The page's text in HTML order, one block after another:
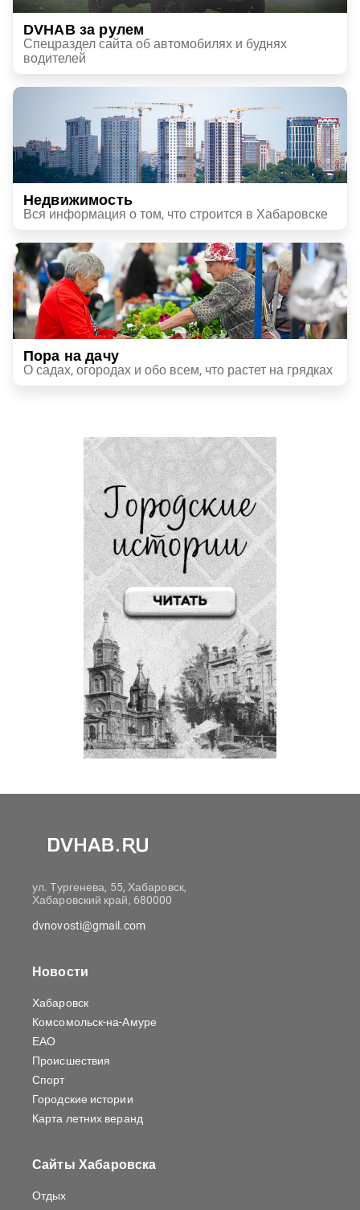
DVHAB за рулем
Спецраздел сайта об автомобилях и буднях
водителей
Недвижимость
Вся информация о том, что строится в Хабаровске
Пора на дачу
О садах, огородах и обо всем, что растет на грядках
ул. Тургенева, 55, Хабаровск,
Хабаровский край, 680000
dvnovosti@gmail.com
Новости
Хабаровск
Комсомольск-на-Амуре
ЕАО
Происшествия
Спорт
Городские истории
Карта летних веранд
Сайты Хабаровска
Отдых